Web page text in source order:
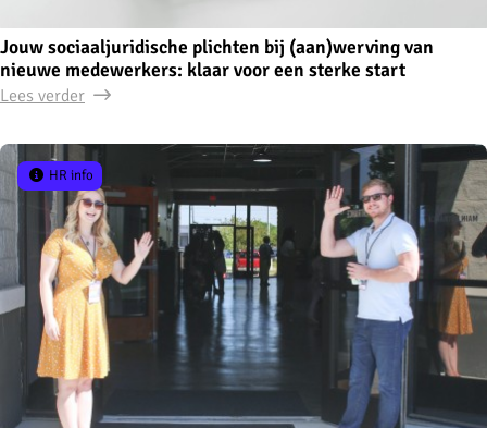
Jouw sociaaljuridische plichten bij (aan)werving van
nieuwe medewerkers: klaar voor een sterke start
Lees verder
HR info